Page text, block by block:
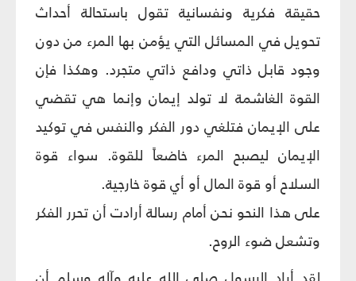
حقيقة فكرية ونفسانية تقول باستحالة أحداث
تحويل في المسائل التي يؤمن بها المرء من دون
وجود قابل ذاتي ودافع ذاتي متجرد. وهكذا فإن
القوة الغاشمة لا تولد إيمان وإنما هي تقضي
على الإيمان فتلغي دور الفكر والنفس في توكيد
الإيمان ليصبح المرء خاضعاً للقوة. سواء قوة
السلاح أو قوة المال أو أي قوة خارجية.
على هذا النحو نحن أمام رسالة أرادت أن تحرر الفكر
وتشعل ضوء الروح.